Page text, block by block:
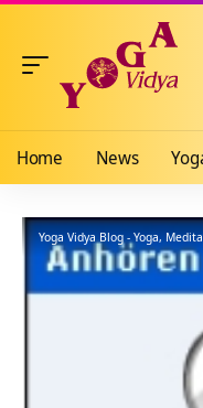
Home News
Yoga Vidya Blog - Yoga,